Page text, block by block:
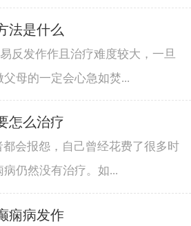
法是什么
反发作作且治疗难度较大，一旦
母的一定会心急如焚...
怎么治疗
会报怨，自己曾经花费了很多时
仍然没有治疗。如...
痫病发作